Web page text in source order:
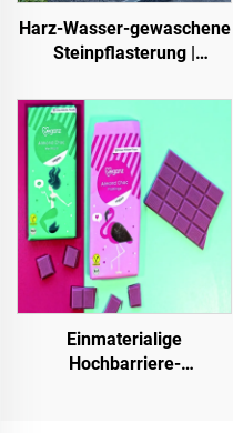
Harz-Wasser-gewaschene
Steinpflasterung |
Kieselsteine, Kristallsteine,
Steinteppich für
gewerbliche und private
Anwendungen
Einmaterialige
Hochbarriere-